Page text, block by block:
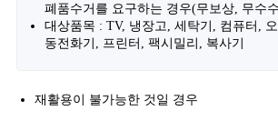
폐품수거를 요구하는 경우(무보상, 무수
대상품목 : TV, 냉장고, 세탁기, 컴퓨터,
동전화기, 프린터, 팩시밀리, 복사기
재활용이 불가능한 것일 경우